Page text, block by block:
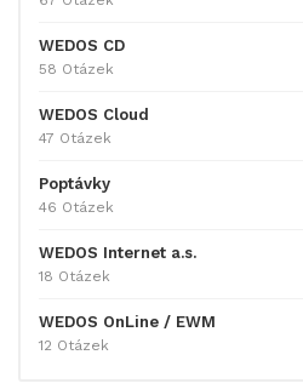
WEDOS CD
58 Otázek
WEDOS Cloud
47 Otázek
Poptávky
46 Otázek
WEDOS Internet a.s.
18 Otázek
WEDOS OnLine / EWM
12 Otázek